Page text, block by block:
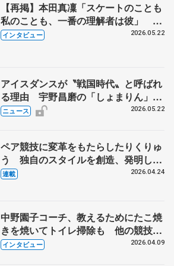
【再掲】本田真凜「スケートのことも
私のことも、一番の理解者は彼」 引
退時の単独インタビューで語った競技
インタビュー 2026.05.22
アイスダンスが〝戦国時代〟と呼ばれ
る理由 宇野昌磨の「しょまりん」ら
実力者が相次いで参戦 国内の競争激
ニュース 2026.05.22
ペア競技に変革をもたらしたりくりゅ
う 独自のスタイルを創造、発明した
【引退発表後②】
連載 2026.04.24
中野園子コーチ、教えるためにたこ焼
きを焼いてトイレ掃除も 他の競技に
も通用するという坂本花織の筋肉
インタビュー 2026.04.09